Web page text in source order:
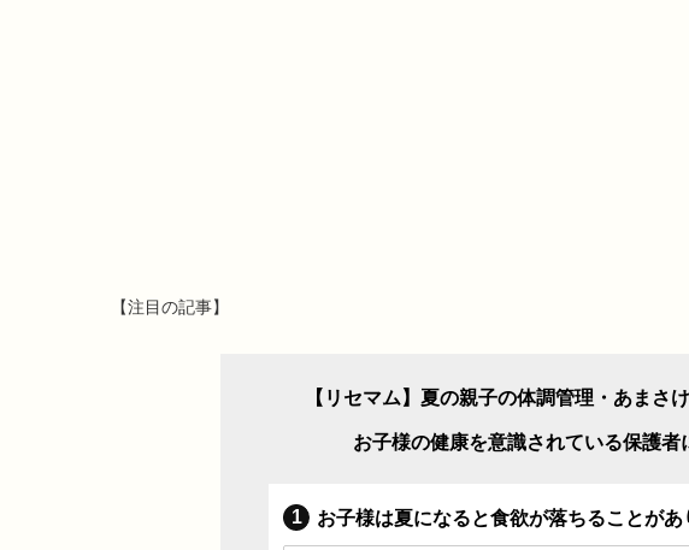
【注目の記事】
【リセマム】夏の親子の体調管理・あまさ
お子様の健康を意識されている保護者
お子様は夏になると食欲が落ちることがあ